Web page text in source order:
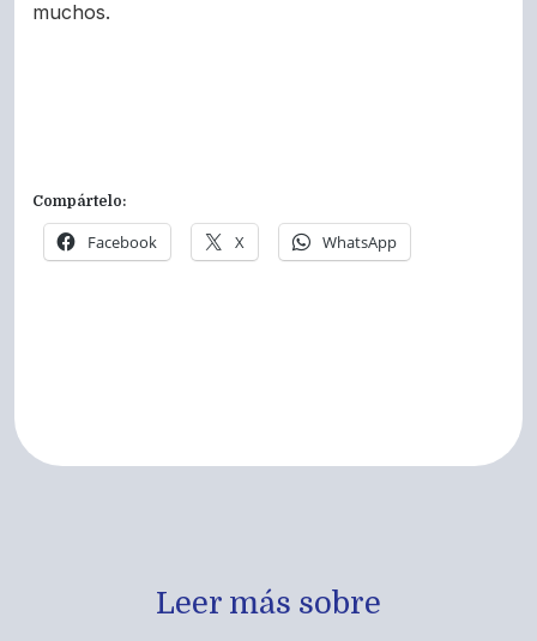
muchos.
Compártelo:
Facebook X WhatsApp
Leer más sobre